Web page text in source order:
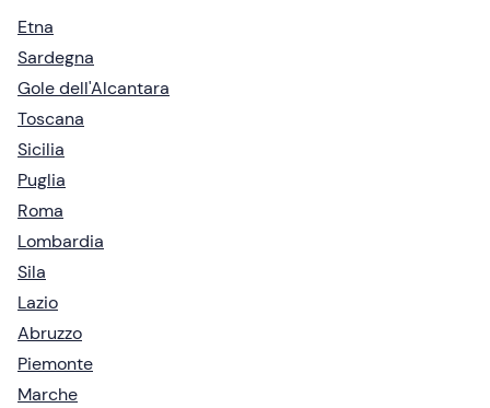
Etna
Sardegna
Gole dell'Alcantara
Toscana
Sicilia
Puglia
Roma
Lombardia
Sila
Lazio
Abruzzo
Piemonte
Marche